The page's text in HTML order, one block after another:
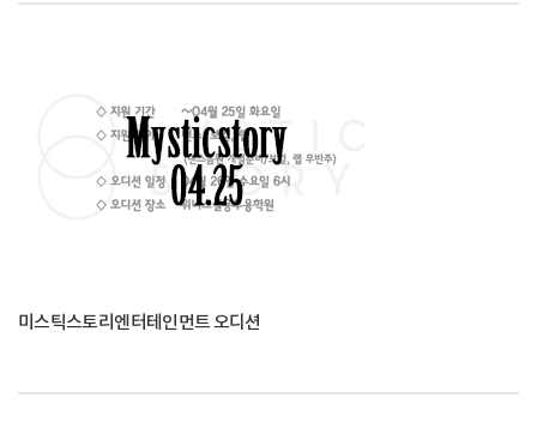
미스틱스토리엔터테인먼트 오디션